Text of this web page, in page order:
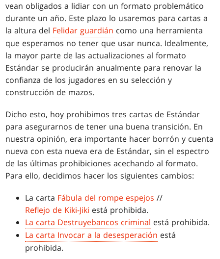
vean obligados a lidiar con un formato problemático
durante un año. Este plazo lo usaremos para cartas a
la altura del Felidar guardián como una herramienta
que esperamos no tener que usar nunca. Idealmente,
la mayor parte de las actualizaciones al formato
Estándar se producirán anualmente para renovar la
confianza de los jugadores en su selección y
construcción de mazos.
Dicho esto, hoy prohibimos tres cartas de Estándar
para asegurarnos de tener una buena transición. En
nuestra opinión, era importante hacer borrón y cuenta
nueva con esta nueva era de Estándar, sin el espectro
de las últimas prohibiciones acechando al formato.
Para ello, decidimos hacer los siguientes cambios:
La carta Fábula del rompe espejos //
Reflejo de Kiki-Jiki está prohibida.
La carta Destruyebancos criminal está prohibida.
La carta Invocar a la desesperación está
prohibida.